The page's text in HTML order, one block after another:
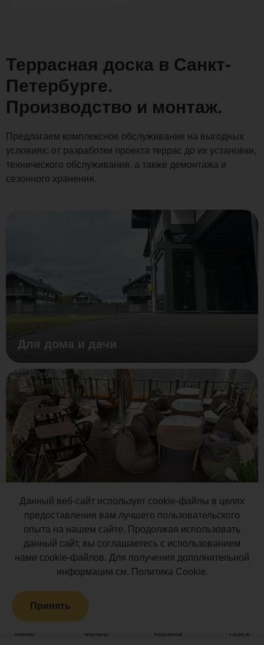
Меню Фильтр Корзина Поиск
Террасная доска в Санкт-
Петербурге.
Производство и монтаж.
Предлагаем комплексное обслуживание на выгодных
условиях: от разработки проекта террас до их установки,
технического обслуживания, а также демонтажа и
сезонного хранения.
Для дома и дачи
Для ресторана и кафе
Данный веб-сайт использует cookie-файлы в целях
предоставления вам лучшего пользовательского
опыта на нашем сайте. Продолжая использовать
данный сайт, вы соглашаетесь с использованием
нами cookie-файлов. Для получения дополнительной
информации см. Политика Cookie.
Принять